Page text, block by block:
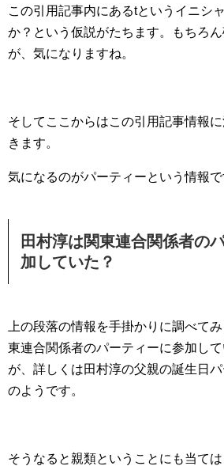
この引用記事内にあるtというイニシ
か？という仮説がたちます。もちろ
が、気になりますね。
そしてここからはこの引用記事情報
きます。
気になるのがパーティーという情報で
田村淳は関東連合関係者の
加していた？
上の段落の情報を手掛かりに調べて
東連合関係者のパーティーに参加し
が、詳しくは田村淳の父親の誕生日
のようです。
そうなると親類ということにも当て